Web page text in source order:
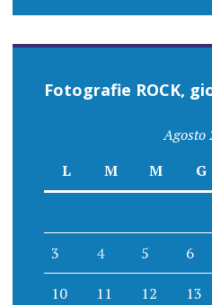
Fotografie ROCK,
Agosto
L
M M G
3 4 5 6
10 11 12 13